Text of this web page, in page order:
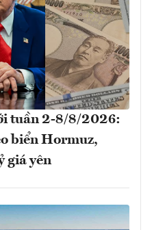
tuần 2-8/8/2026:
biển Hormuz,
giá yên